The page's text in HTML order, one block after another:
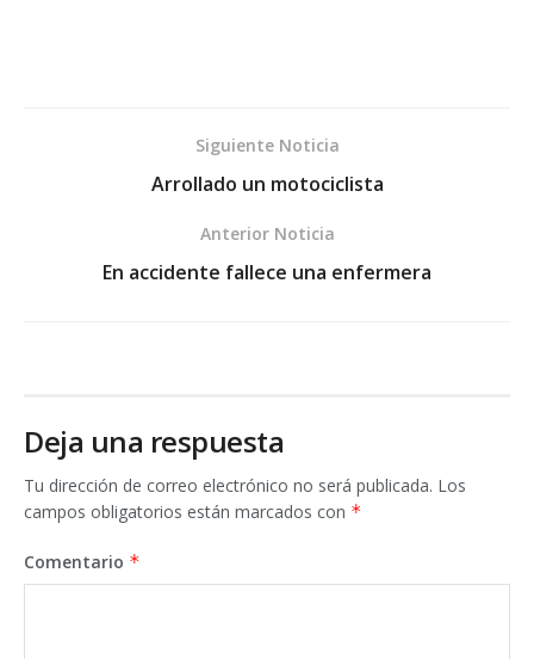
Siguiente Noticia
Arrollado un motociclista
Anterior Noticia
En accidente fallece una enfermera
Deja una respuesta
Tu dirección de correo electrónico no será publicada. Los
campos obligatorios están marcados con *
Comentario *